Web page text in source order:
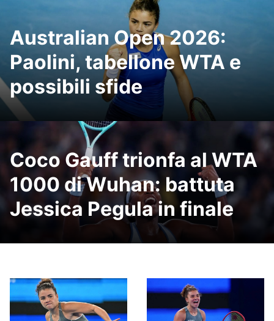
Australian Open 2026:
Paolini, tabellone WTA e
possibili sfide
Coco Gauff trionfa al WTA
1000 di Wuhan: battuta
Jessica Pegula in finale